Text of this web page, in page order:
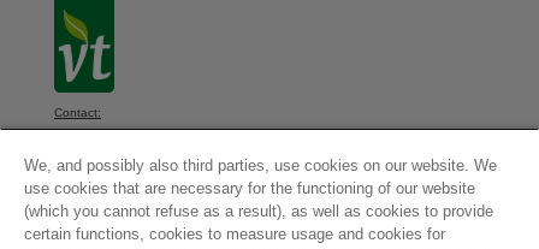
Contact:
Algemene voorwaarden -Privacyverklaring-Cookieinstellingen-
Cookieverklaring
© 2026
We, and possibly also third parties, use cookies on our website. We
use cookies that are necessary for the functioning of our website
(which you cannot refuse as a result), as well as cookies to provide
certain functions, cookies to measure usage and cookies for